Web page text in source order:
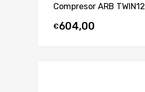
Compresor ARB TWIN12
€604,00